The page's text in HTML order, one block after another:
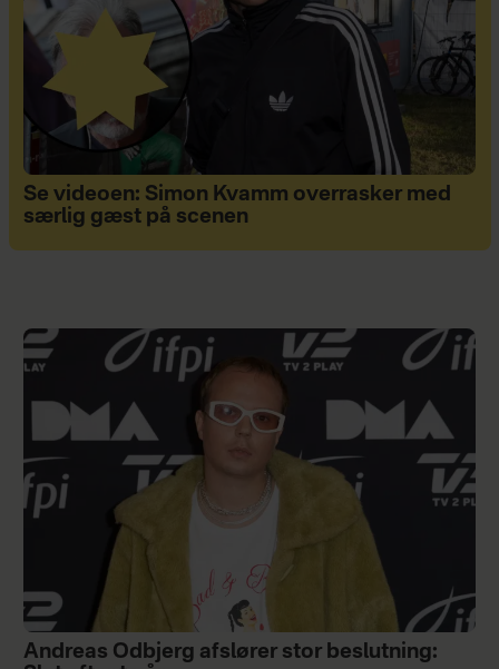
Se videoen: Simon Kvamm overrasker med
særlig gæst på scenen
Andreas Odbjerg afslører stor beslutning: